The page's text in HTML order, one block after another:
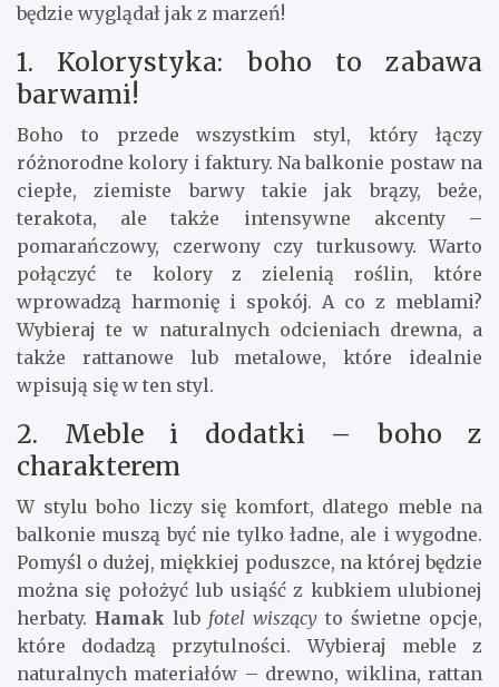
będzie wyglądał jak z marzeń!
1. Kolorystyka: boho to zabawa
barwami!
Boho to przede wszystkim styl, który łączy
różnorodne kolory i faktury. Na balkonie postaw na
ciepłe, ziemiste barwy takie jak brązy, beże,
terakota, ale także intensywne akcenty –
pomarańczowy, czerwony czy turkusowy. Warto
połączyć te kolory z zielenią roślin, które
wprowadzą harmonię i spokój. A co z meblami?
Wybieraj te w naturalnych odcieniach drewna, a
także rattanowe lub metalowe, które idealnie
wpisują się w ten styl.
2. Meble i dodatki – boho z
charakterem
W stylu boho liczy się komfort, dlatego meble na
balkonie muszą być nie tylko ładne, ale i wygodne.
Pomyśl o dużej, miękkiej poduszce, na której będzie
można się położyć lub usiąść z kubkiem ulubionej
herbaty. Hamak lub fotel wiszący to świetne opcje,
które dodadzą przytulności. Wybieraj meble z
naturalnych materiałów – drewno, wiklina, rattan